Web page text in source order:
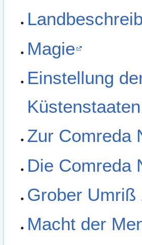
Magie
Einstellung
Küstenstaaten
Zur Comreda
Die Comreda
Grober Umriß
Macht der